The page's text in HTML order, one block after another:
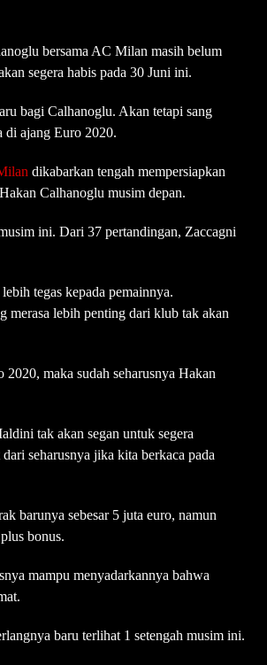
bersama AC Milan masih belum
segera habis pada 30 Juni ini.
bagi Calhanoglu. Akan tetapi sang
di ajang Euro 2020.
dikabarkan tengah mempersiapkan
Calhanoglu musim depan.
ini. Dari 37 pertandingan, Zaccagni
tegas kepada pemainnya.
merasa lebih penting dari klub tak akan
maka sudah seharusnya Hakan
tak akan segan untuk segera
seharusnya jika kita berkaca pada
barunya sebesar 5 juta euro, namun
bonus.
mampu menyadarkannya bahwa
baru terlihat 1 setengah musim ini.